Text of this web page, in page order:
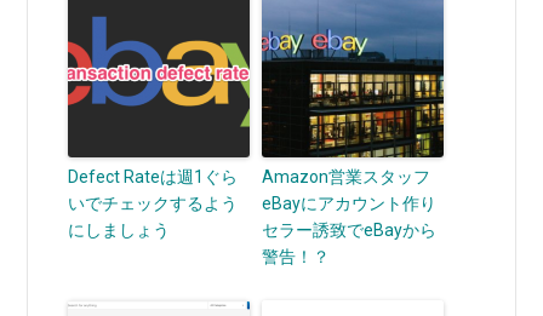
Defect Rateは週1ぐら
いでチェックするよう
にしましょう
Amazon営業スタッフ
eBayにアカウント作り
セラー誘致でeBayから
警告！？